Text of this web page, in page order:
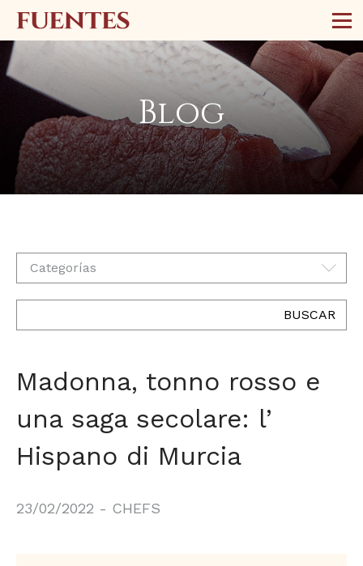
Blog
Categorías
BUSCAR
Madonna, tonno rosso e
una saga secolare: l’
Hispano di Murcia
23/02/2022 - CHEFS